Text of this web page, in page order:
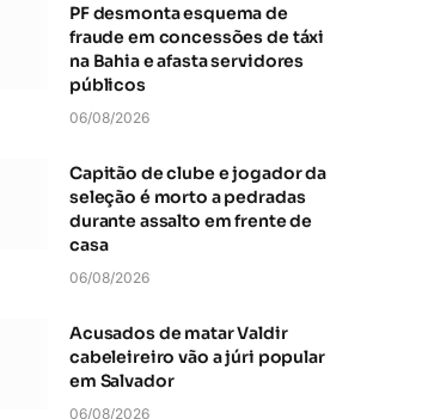
PF desmonta esquema de
fraude em concessões de táxi
na Bahia e afasta servidores
públicos
06/08/2026
Capitão de clube e jogador da
seleção é morto a pedradas
durante assalto em frente de
casa
06/08/2026
Acusados de matar Valdir
cabeleireiro vão a júri popular
em Salvador
06/08/2026